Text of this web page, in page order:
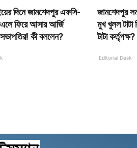
দিনে জামশেদপুর এফসি-
ফিরে আসার আর্জি
কী বললেন?
জামশেদপুর
মুখ খুলল টাটা
টাটা কর্তৃপক্ষ?
Editorial Desk